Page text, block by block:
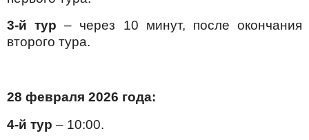
3-й тур – через 10 минут, после окончания
второго тура.
28 февраля 2026 года:
4-й тур – 10:00.